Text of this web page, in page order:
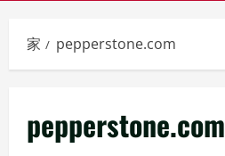
イ
マ
ニ
ュ
家 pepperstone.com
pepperstone.com